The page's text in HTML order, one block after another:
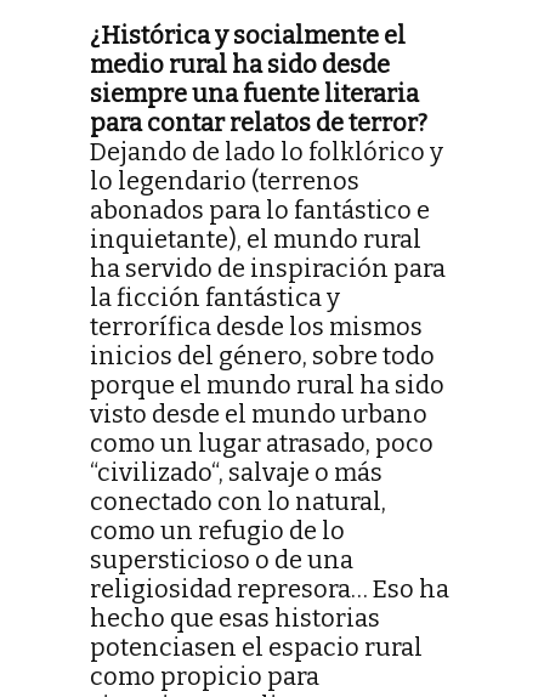
¿Histórica y socialmente el
medio rural ha sido desde
siempre una fuente literaria
para contar relatos de terror?
Dejando de lado lo folklórico y
lo legendario (terrenos
abonados para lo fantástico e
inquietante), el mundo rural
ha servido de inspiración para
la ficción fantástica y
terrorífica desde los mismos
inicios del género, sobre todo
porque el mundo rural ha sido
visto desde el mundo urbano
como un lugar atrasado, poco
“civilizado“, salvaje o más
conectado con lo natural,
como un refugio de lo
supersticioso o de una
religiosidad represora… Eso ha
hecho que esas historias
potenciasen el espacio rural
como propicio para